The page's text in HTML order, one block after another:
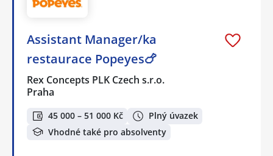
Assistant Manager/ka
restaurace Popeyes🍗
Rex Concepts PLK Czech s.r.o.
Praha
45 000 – 51 000 Kč
Plný úvazek
Vhodné také pro absolventy